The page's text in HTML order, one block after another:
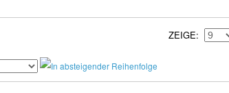
ZEIGE